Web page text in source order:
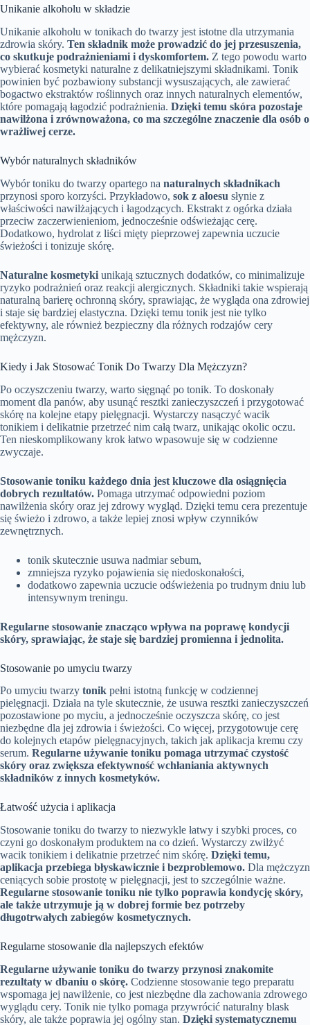
Unikanie alkoholu w składzie
Unikanie alkoholu w tonikach do twarzy jest istotne dla utrzymania
zdrowia skóry. Ten składnik może prowadzić do jej przesuszenia,
co skutkuje podrażnieniami i dyskomfortem. Z tego powodu warto
wybierać kosmetyki naturalne z delikatniejszymi składnikami. Tonik
powinien być pozbawiony substancji wysuszających, ale zawierać
bogactwo ekstraktów roślinnych oraz innych naturalnych elementów,
które pomagają łagodzić podrażnienia. Dzięki temu skóra pozostaje
nawilżona i zrównoważona, co ma szczególne znaczenie dla osób o
wrażliwej cerze.
Wybór naturalnych składników
Wybór toniku do twarzy opartego na naturalnych składnikach
przynosi sporo korzyści. Przykładowo, sok z aloesu słynie z
właściwości nawilżających i łagodzących. Ekstrakt z ogórka działa
przeciw zaczerwienieniom, jednocześnie odświeżając cerę.
Dodatkowo, hydrolat z liści mięty pieprzowej zapewnia uczucie
świeżości i tonizuje skórę.
Naturalne kosmetyki unikają sztucznych dodatków, co minimalizuje
ryzyko podrażnień oraz reakcji alergicznych. Składniki takie wspierają
naturalną barierę ochronną skóry, sprawiając, że wygląda ona zdrowiej
i staje się bardziej elastyczna. Dzięki temu tonik jest nie tylko
efektywny, ale również bezpieczny dla różnych rodzajów cery
mężczyzn.
Kiedy i Jak Stosować Tonik Do Twarzy Dla Mężczyzn?
Po oczyszczeniu twarzy, warto sięgnąć po tonik. To doskonały
moment dla panów, aby usunąć resztki zanieczyszczeń i przygotować
skórę na kolejne etapy pielęgnacji. Wystarczy nasączyć wacik
tonikiem i delikatnie przetrzeć nim całą twarz, unikając okolic oczu.
Ten nieskomplikowany krok łatwo wpasowuje się w codzienne
zwyczaje.
Stosowanie toniku każdego dnia jest kluczowe dla osiągnięcia
dobrych rezultatów. Pomaga utrzymać odpowiedni poziom
nawilżenia skóry oraz jej zdrowy wygląd. Dzięki temu cera prezentuje
się świeżo i zdrowo, a także lepiej znosi wpływ czynników
zewnętrznych.
tonik skutecznie usuwa nadmiar sebum,
zmniejsza ryzyko pojawienia się niedoskonałości,
dodatkowo zapewnia uczucie odświeżenia po trudnym dniu lub
intensywnym treningu.
Regularne stosowanie znacząco wpływa na poprawę kondycji
skóry, sprawiając, że staje się bardziej promienna i jednolita.
Stosowanie po umyciu twarzy
Po umyciu twarzy tonik pełni istotną funkcję w codziennej
pielęgnacji. Działa na tyle skutecznie, że usuwa resztki zanieczyszczeń
pozostawione po myciu, a jednocześnie oczyszcza skórę, co jest
niezbędne dla jej zdrowia i świeżości. Co więcej, przygotowuje cerę
do kolejnych etapów pielęgnacyjnych, takich jak aplikacja kremu czy
serum. Regularne używanie toniku pomaga utrzymać czystość
skóry oraz zwiększa efektywność wchłaniania aktywnych
składników z innych kosmetyków.
Łatwość użycia i aplikacja
Stosowanie toniku do twarzy to niezwykle łatwy i szybki proces, co
czyni go doskonałym produktem na co dzień. Wystarczy zwilżyć
wacik tonikiem i delikatnie przetrzeć nim skórę. Dzięki temu,
aplikacja przebiega błyskawicznie i bezproblemowo. Dla mężczyzn
ceniących sobie prostotę w pielęgnacji, jest to szczególnie ważne.
Regularne stosowanie toniku nie tylko poprawia kondycję skóry,
ale także utrzymuje ją w dobrej formie bez potrzeby
długotrwałych zabiegów kosmetycznych.
Regularne stosowanie dla najlepszych efektów
Regularne używanie toniku do twarzy przynosi znakomite
rezultaty w dbaniu o skórę. Codzienne stosowanie tego preparatu
wspomaga jej nawilżenie, co jest niezbędne dla zachowania zdrowego
wyglądu cery. Tonik nie tylko pomaga przywrócić naturalny blask
skóry, ale także poprawia jej ogólny stan. Dzięki systematycznemu